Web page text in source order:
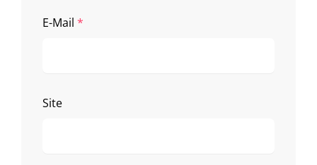
E-Mail *
Site